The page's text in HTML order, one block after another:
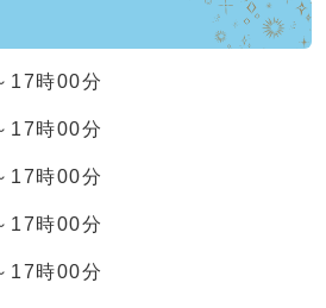
17時00分
17時00分
17時00分
17時00分
時00分